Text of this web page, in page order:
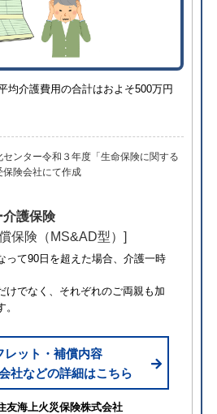
均介護費用の合計はおよそ500万円
ンター令和３年度「生命保険に関する
険会社にて作成
介護保険
保険（MS&AD型）]
って90日を超えた場合、介護一時
けでなく、それぞれのご両親も加
レット・補償内容
社などの詳細はこちら
友海上火災保険株式会社